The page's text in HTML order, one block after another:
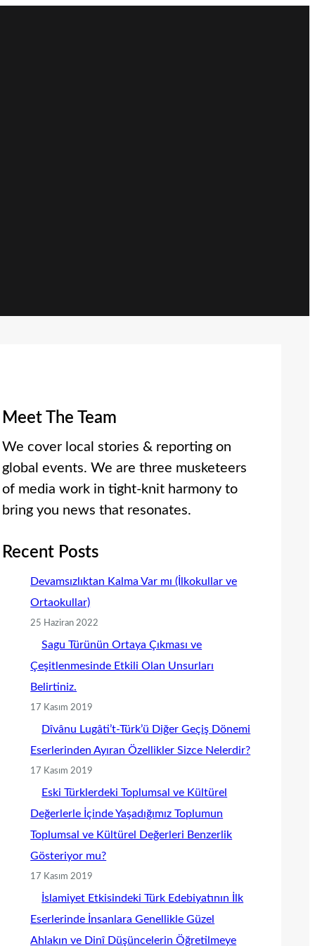
Meet The Team
We cover local stories & reporting on
global events. We are three musketeers
of media work in tight-knit harmony to
bring you news that resonates.
Recent Posts
Devamsızlıktan Kalma Var mı (İlkokullar ve
Ortaokullar)
25 Haziran 2022
Sagu Türünün Ortaya Çıkması ve
Çeşitlenmesinde Etkili Olan Unsurları
Belirtiniz.
17 Kasım 2019
Dîvânu Lugâti’t-Türk’ü Diğer Geçiş Dönemi
Eserlerinden Ayıran Özellikler Sizce Nelerdir?
17 Kasım 2019
Eski Türklerdeki Toplumsal ve Kültürel
Değerlerle İçinde Yaşadığımız Toplumun
Toplumsal ve Kültürel Değerleri Benzerlik
Gösteriyor mu?
17 Kasım 2019
İslamiyet Etkisindeki Türk Edebiyatının İlk
Eserlerinde İnsanlara Genellikle Güzel
Ahlakın ve Dinî Düşüncelerin Öğretilmeye